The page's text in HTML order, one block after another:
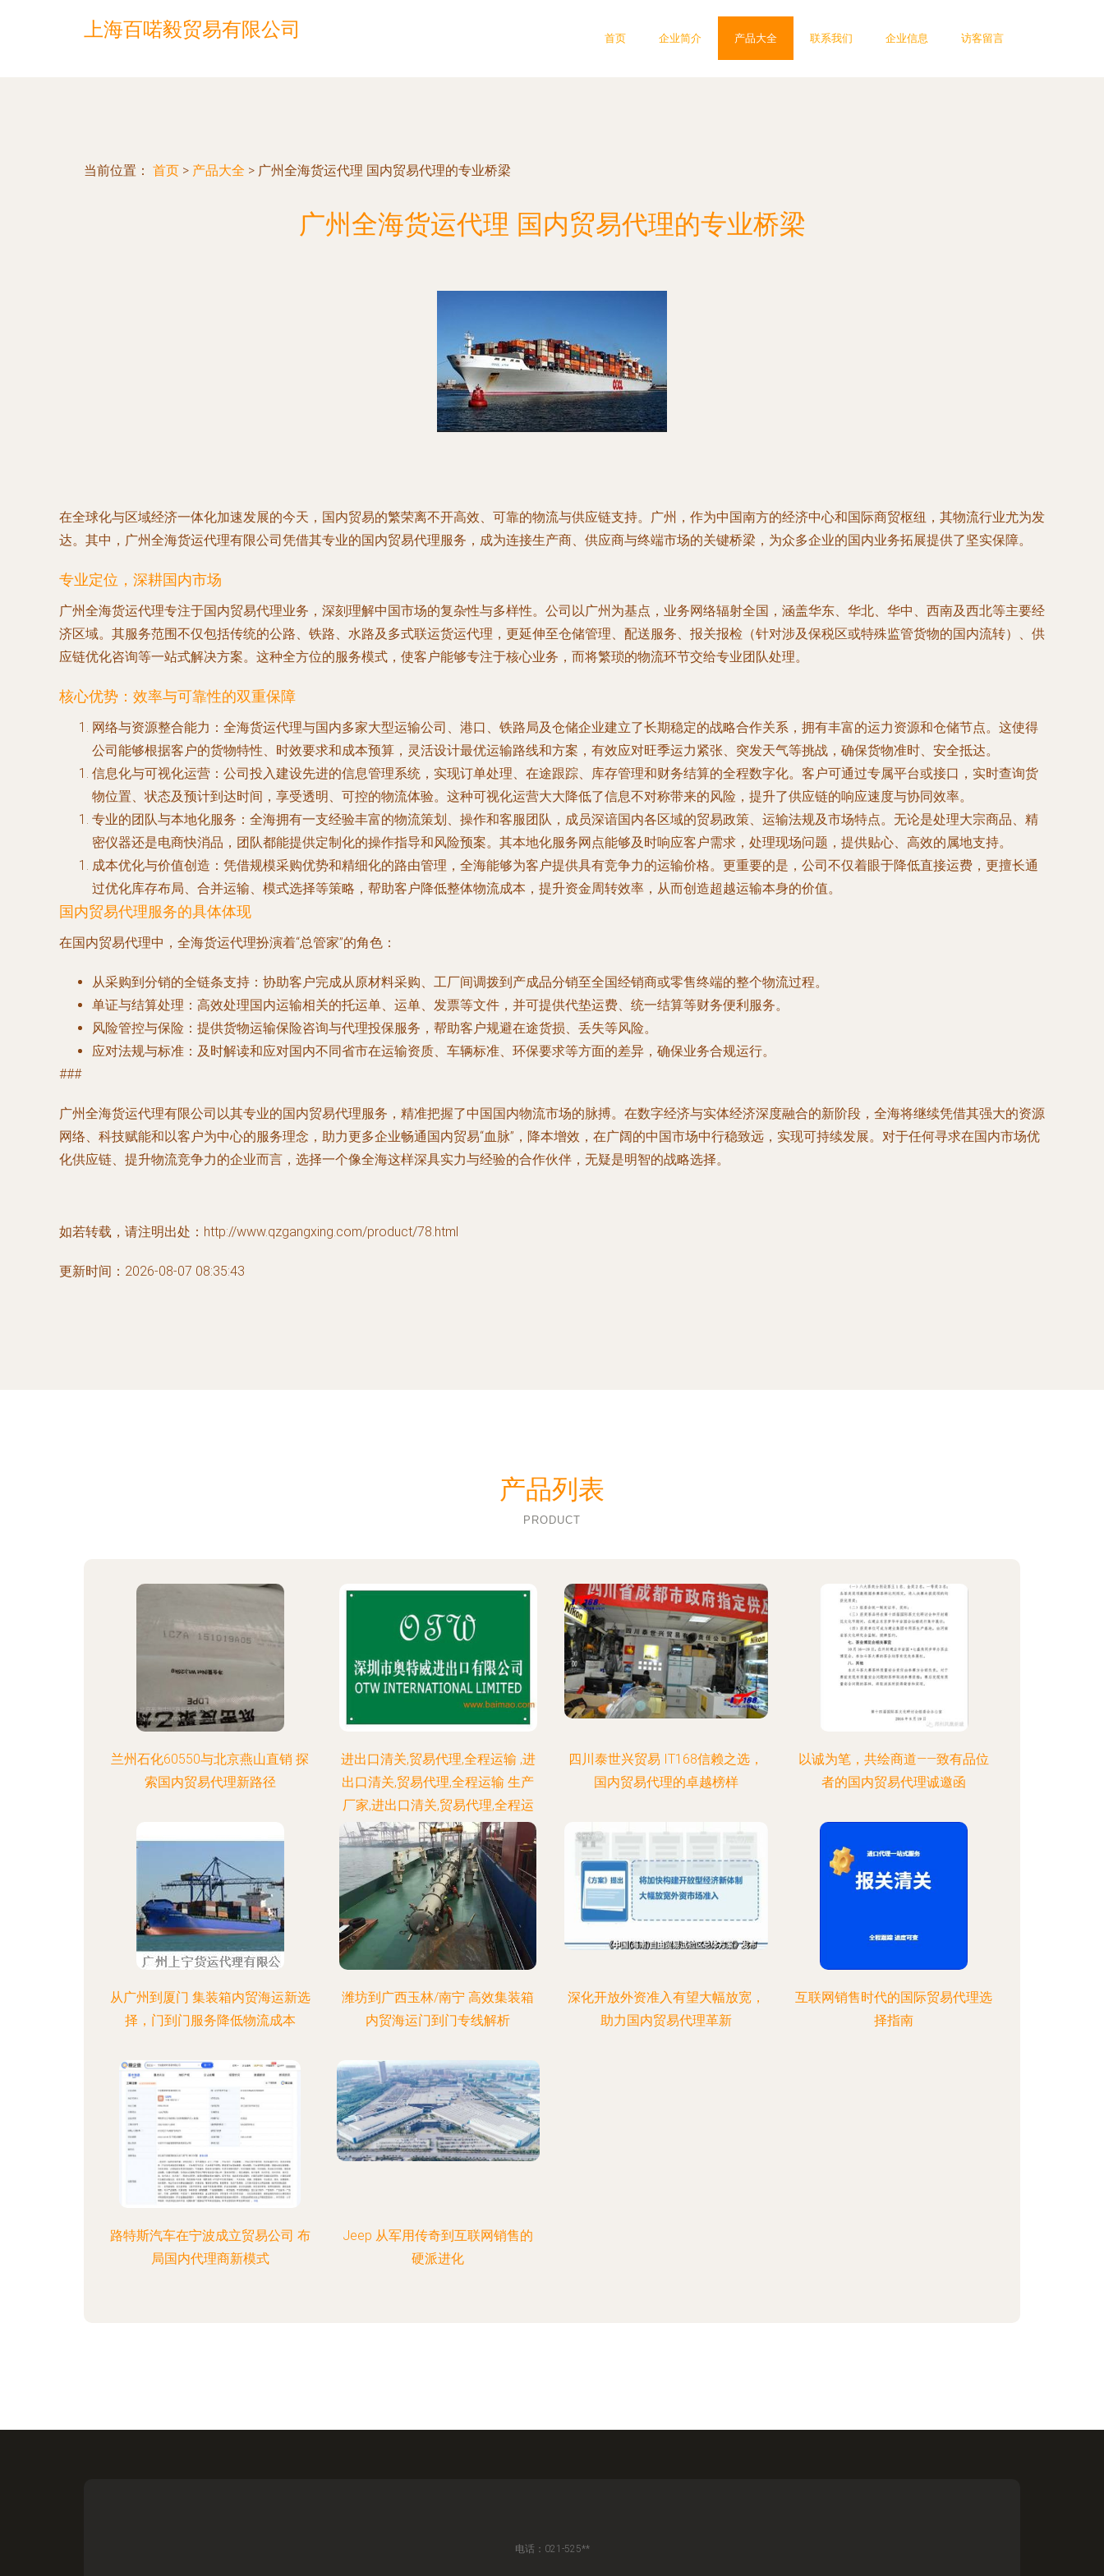
上海百喏毅贸易有限公司 首页 企业简介 产品大全 联系我们 企业信息 访客留言
当前位置： 首页 > 产品大全 > 广州全海货运代理 国内贸易代理的专业桥梁
广州全海货运代理 国内贸易代理的专业桥梁
在全球化与区域经济一体化加速发展的今天，国内贸易的繁荣离不开高效、可靠的物流与供应链支持。广州，作为中国南方的经济中心和国际商贸枢纽，其物流行业尤为发
达。其中，广州全海货运代理有限公司凭借其专业的国内贸易代理服务，成为连接生产商、供应商与终端市场的关键桥梁，为众多企业的国内业务拓展提供了坚实保障。
专业定位，深耕国内市场
广州全海货运代理专注于国内贸易代理业务，深刻理解中国市场的复杂性与多样性。公司以广州为基点，业务网络辐射全国，涵盖华东、华北、华中、西南及西北等主要经
济区域。其服务范围不仅包括传统的公路、铁路、水路及多式联运货运代理，更延伸至仓储管理、配送服务、报关报检（针对涉及保税区或特殊监管货物的国内流转）、供
应链优化咨询等一站式解决方案。这种全方位的服务模式，使客户能够专注于核心业务，而将繁琐的物流环节交给专业团队处理。
核心优势：效率与可靠性的双重保障
网络与资源整合能力 ：全海货运代理与国内多家大型运输公司、港口、铁路局及仓储企业建立了长期稳定的战略合作关系，拥有丰富的运力资源和仓储节点。这使得
公司能够根据客户的货物特性、时效要求和成本预算，灵活设计最优运输路线和方案，有效应对旺季运力紧张、突发天气等挑战，确保货物准时、安全抵达。
信息化与可视化运营 ：公司投入建设先进的信息管理系统，实现订单处理、在途跟踪、库存管理和财务结算的全程数字化。客户可通过专属平台或接口，实时查询货
物位置、状态及预计到达时间，享受透明、可控的物流体验。这种可视化运营大大降低了信息不对称带来的风险，提升了供应链的响应速度与协同效率。
专业的团队与本地化服务 ：全海拥有一支经验丰富的物流策划、操作和客服团队，成员深谙国内各区域的贸易政策、运输法规及市场特点。无论是处理大宗商品、精
密仪器还是电商快消品，团队都能提供定制化的操作指导和风险预案。其本地化服务网点能够及时响应客户需求，处理现场问题，提供贴心、高效的属地支持。
成本优化与价值创造 ：凭借规模采购优势和精细化的路由管理，全海能够为客户提供具有竞争力的运输价格。更重要的是，公司不仅着眼于降低直接运费，更擅长通
过优化库存布局、合并运输、模式选择等策略，帮助客户降低整体物流成本，提升资金周转效率，从而创造超越运输本身的价值。
国内贸易代理服务的具体体现
在国内贸易代理中，全海货运代理扮演着“总管家”的角色：
从采购到分销的全链条支持 ：协助客户完成从原材料采购、工厂间调拨到产成品分销至全国经销商或零售终端的整个物流过程。
单证与结算处理 ：高效处理国内运输相关的托运单、运单、发票等文件，并可提供代垫运费、统一结算等财务便利服务。
风险管控与保险 ：提供货物运输保险咨询与代理投保服务，帮助客户规避在途货损、丢失等风险。
应对法规与标准 ：及时解读和应对国内不同省市在运输资质、车辆标准、环保要求等方面的差异，确保业务合规运行。
###
广州全海货运代理有限公司以其专业的国内贸易代理服务，精准把握了中国国内物流市场的脉搏。在数字经济与实体经济深度融合的新阶段，全海将继续凭借其强大的资源
网络、科技赋能和以客户为中心的服务理念，助力更多企业畅通国内贸易“血脉”，降本增效，在广阔的中国市场中行稳致远，实现可持续发展。对于任何寻求在国内市场优
化供应链、提升物流竞争力的企业而言，选择一个像全海这样深具实力与经验的合作伙伴，无疑是明智的战略选择。
如若转载，请注明出处：http://www.qzgangxing.com/product/78.html
更新时间：2026-08-07 08:35:43
产品列表
PRODUCT
兰州石化60550与北京燕山直销 探
索国内贸易代理新路径
进出口清关,贸易代理,全程运输 ,进
出口清关,贸易代理,全程运输 生产
厂家,进出口清关,贸易代理,全程运
输 价格
四川泰世兴贸易 IT168信赖之选，
国内贸易代理的卓越榜样
以诚为笔，共绘商道——致有品位
者的国内贸易代理诚邀函
从广州到厦门 集装箱内贸海运新选
择，门到门服务降低物流成本
潍坊到广西玉林/南宁 高效集装箱
内贸海运门到门专线解析
深化开放外资准入有望大幅放宽，
助力国内贸易代理革新
互联网销售时代的国际贸易代理选
择指南
路特斯汽车在宁波成立贸易公司 布
局国内代理商新模式
Jeep 从军用传奇到互联网销售的
硬派进化
电话：021-525**